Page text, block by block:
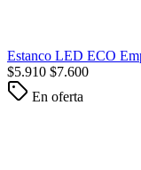
Estanco LED ECO
$5.910 $7.600
En oferta